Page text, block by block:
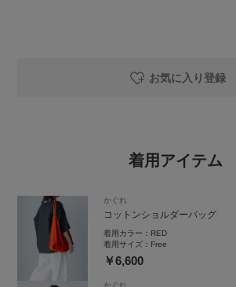
お気に入り登録
着用アイテム
かぐれ
コットンショルダーバッグ
着用カラー： RED
着用サイズ： Free
￥6,600
かぐれ